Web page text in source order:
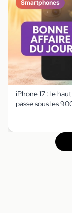
Smartphones
iPhone 17 : le
passe sous les